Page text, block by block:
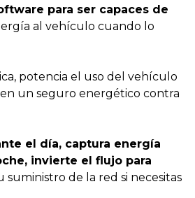
para ser capaces de
al vehículo cuando lo
potencia el uso del vehículo
un seguro energético contra
el día, captura energía
invierte el flujo para
de la red si necesitas